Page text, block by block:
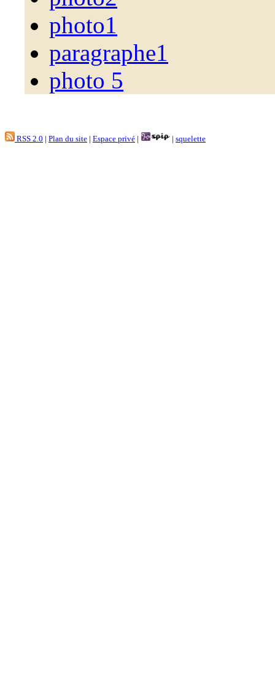
photo1
paragraphe1
photo 5
RSS 2.0 | Plan du site | Espace privé | | squelette